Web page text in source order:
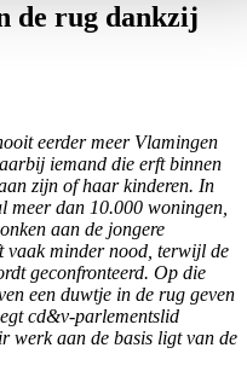
de rug dankzij
eerder meer Vlamingen
iemand die erft binnen
zijn of haar kinderen. In
meer dan 10.000 woningen,
aan de jongere
vaak minder nood, terwijl de
geconfronteerd. Op die
een duwtje in de rug geven
cd&v-parlementslid
werk aan de basis ligt van de